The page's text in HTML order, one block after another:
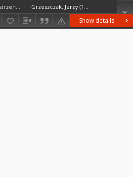
Show details
Bieguny wzrostu a formy przestrzeni spolaryzowanej = Growth poles versus forms of polarised space Grzeszczak, Jerzy (1932– )